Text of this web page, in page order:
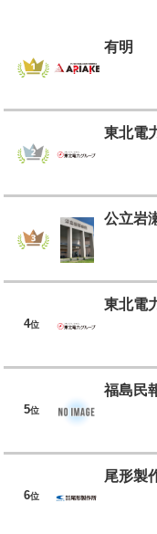
有明
東北電
公立岩
4位
東北電
5位
福島民
6位
尾形製